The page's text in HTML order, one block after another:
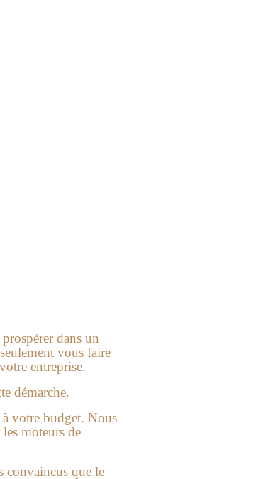
dans un
vous faire
entreprise.
démarche.
à votre budget. Nous
moteurs de
convaincus que le